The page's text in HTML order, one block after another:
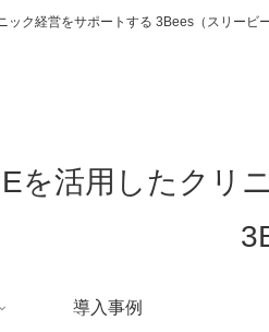
ク経営をサポートする 3Bees（スリービー
導入事例